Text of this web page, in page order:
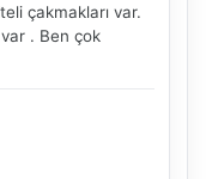
çakmakları var.
var . Ben çok